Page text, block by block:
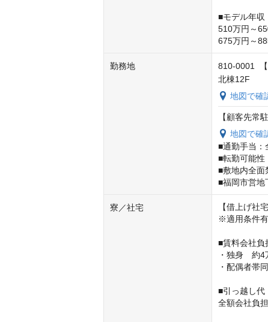
■モデル年収
510万円～
675万円～
勤務地
810-0001 【
北棟12F
地図で確
【顧客先常
地図で確
■通勤手当：
■転勤可能性
■敷地内全面
■福岡市営地
寮／社宅
【借上げ社
※適用条件
■賃料会社負
・独身　約
・配偶者帯
■引っ越し代
全額会社負